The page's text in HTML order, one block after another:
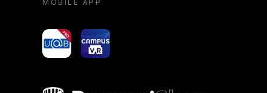
MOBILE APP
yoU@B Campus VR